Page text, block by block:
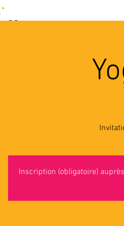
Inscription (obligatoire)